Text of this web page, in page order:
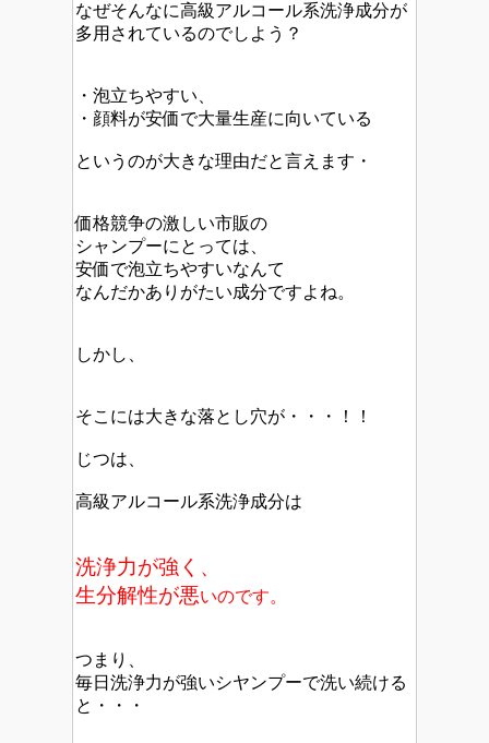
なぜそんなに高級アルコール系洗浄成分が
多用されているのでしよう？
・泡立ちやすい、
・顔料が安価で大量生産に向いている
というのが大きな理由だと言えます・
価格競争の激しい市販の
シャンプーにとっては、
安価で泡立ちやすいなんて
なんだかありがたい成分ですよね。
しかし、
そこには大きな落とし穴が・・・！！
じつは、
高級アルコール系洗浄成分は
洗浄力が強く、
生分解性が悪いのです。
つまり、
毎日洗浄力が強いシヤンプーで洗い続ける
と・・・